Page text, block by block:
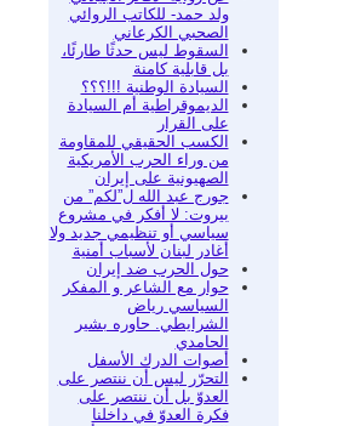
ولد حمد- للكاتب الروائي
الصحبي الكرعاني
السقوط ليس حدثًا طارئًا،
بل قابلية كامنة
السيادة الوطنية !!!؟؟؟
الديموقراطية أم السيادة
على القرار
الكسب الحقيقي للمقاومة
من وراء الحرب الأمريكية
الصهيونية على إيران
جورج عبد الله ل”لكم” من
بيروت: لا أفكر في مشروع
سياسي أو تنظيمي جديد ولا
أغادر لبنان لأسباب أمنية
حول الحرب ضد إيران
حوار مع الشاعر و المفكر
السياسي رياض
الشرايطي. حاوره بشير
الحامدي
أصوات الدرك الأسفل
التحرّر ليس أن ننتصر على
العدوّ بل أن ننتصر على
فكرة العدوّ في داخلنا